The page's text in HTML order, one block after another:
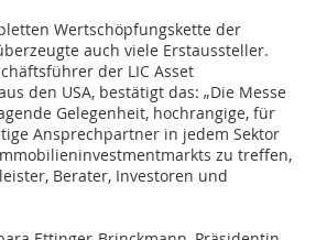
Wertschöpfungskette der
auch viele Erstaussteller.
der LIC Asset
den USA, bestätigt das: „Die Messe
Gelegenheit, hochrangige, für
Ansprechpartner in jedem Sektor
zu treffen,
Berater, Investoren und